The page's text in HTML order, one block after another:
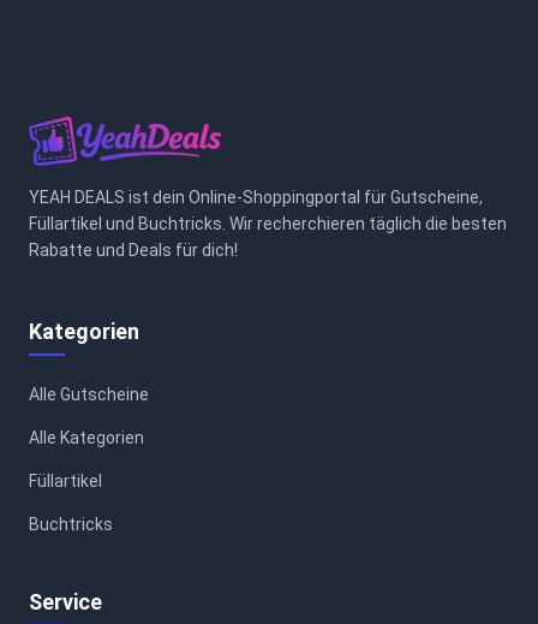
YEAH DEALS ist dein Online-Shoppingportal für Gutscheine,
Füllartikel und Buchtricks. Wir recherchieren täglich die besten
Rabatte und Deals für dich!
Kategorien
Alle Gutscheine
Alle Kategorien
Füllartikel
Buchtricks
Service